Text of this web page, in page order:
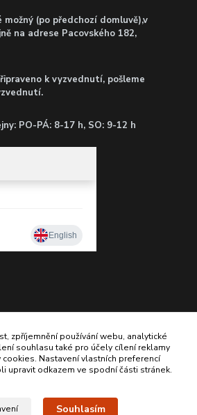
(po předchozí domluvě),v
na adrese Pacovského 182,
k vyzvednutí, pošleme
PO-PÁ: 8-17 h, SO: 9-12 h
zpříjemnění používání webu, analytické
souhlasu také pro účely cílení reklamy
cookies. Nastavení vlastních preferencí
upravit odkazem ve spodní části stránek.
Souhlasím